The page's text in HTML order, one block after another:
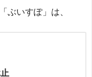
ぶいすぽ」は、